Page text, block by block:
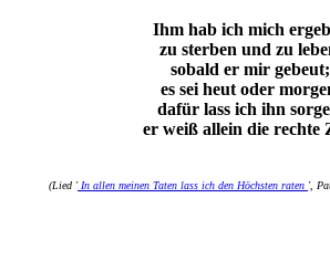
Ihm hab ich mich
zu sterben und zu
sobald er mir gebeut;
es sei heut oder
dafür lass ich ihn
er weiß allein die rechte
(Lied 'In allen meinen Taten lass ich den Höchsten raten ',